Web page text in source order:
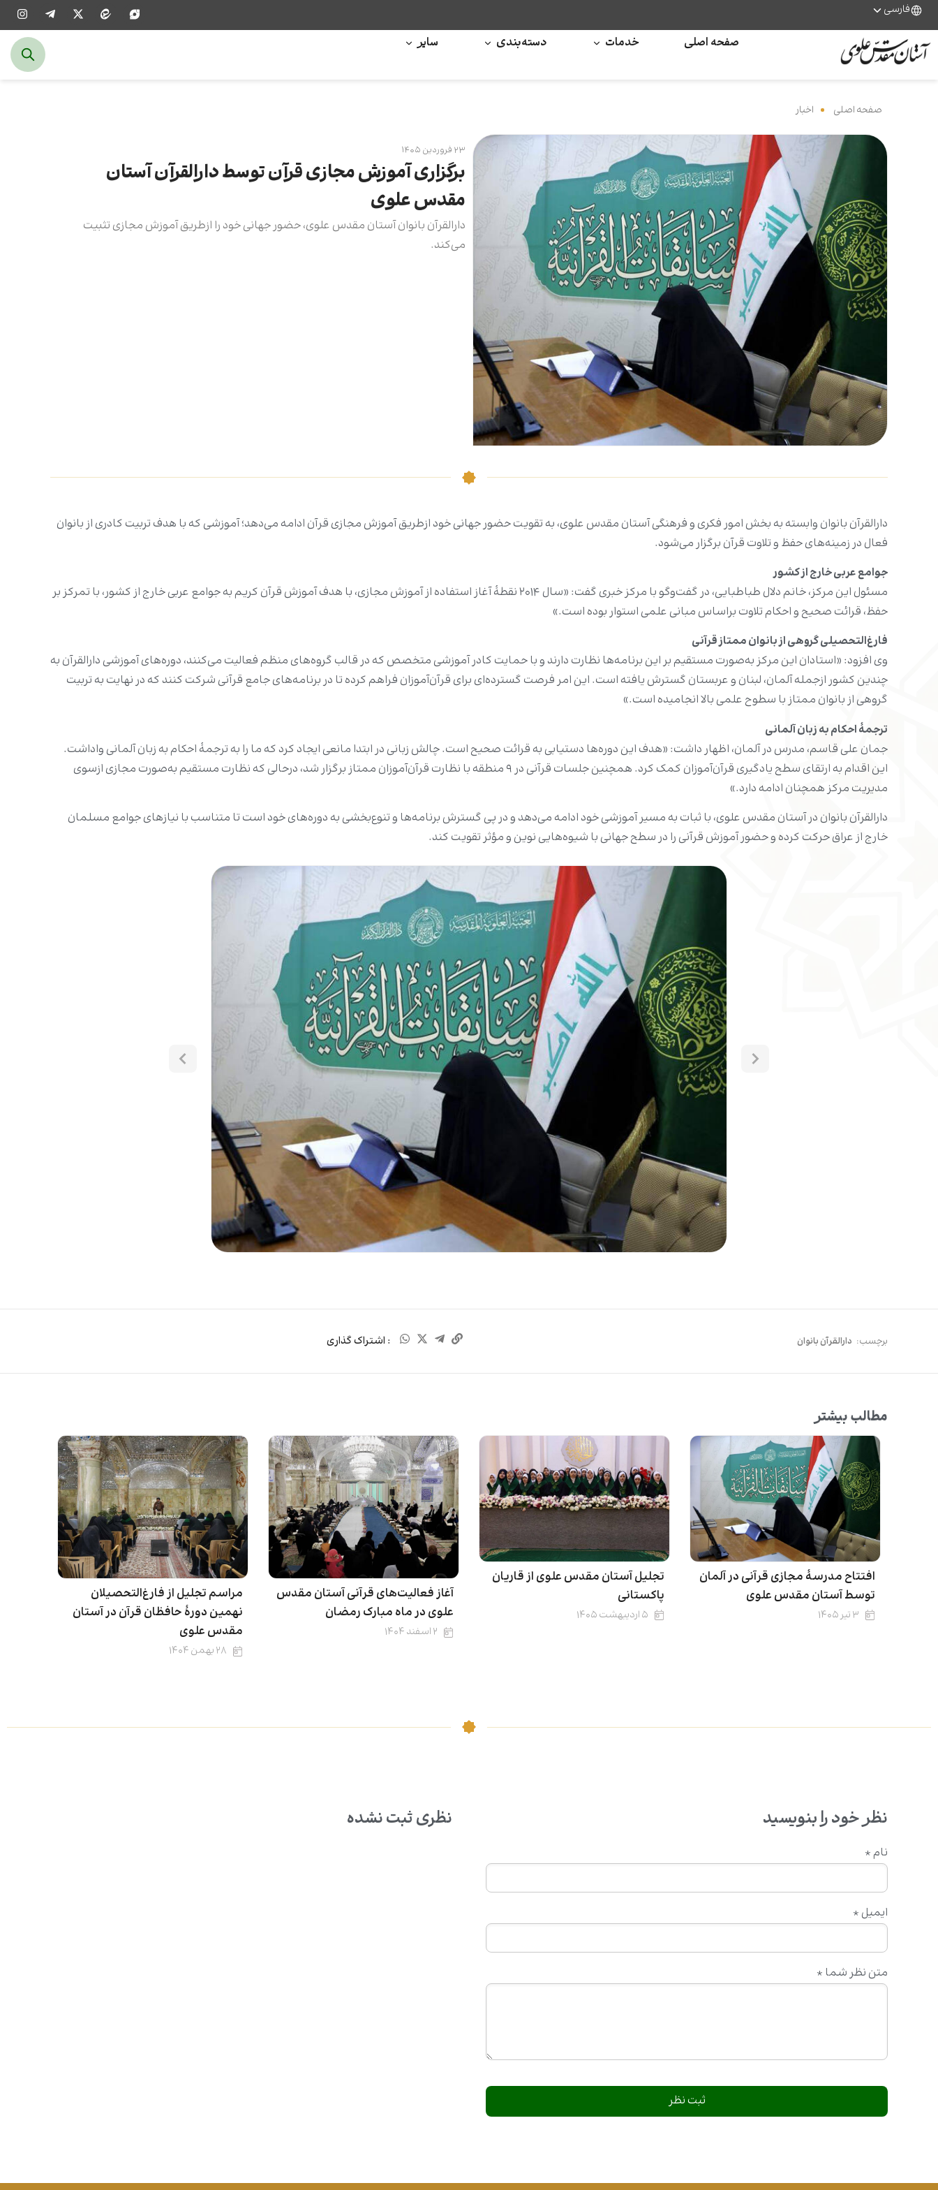
فارسی
صفحه اصلی خدمات دسته‌بندی سایر
صفحه اصلی اخبار
۲۳ فروردین ۱۴۰۵
برگزاری آموزش مجازی قرآن توسط دارالقرآن آستان
مقدس علوی
دارالقرآن بانوان آستان مقدس علوی، حضور جهانی خود را ازطریق آموزش مجازی تثبیت
می‌کند.
دارالقرآن بانوان وابسته به بخش امور فکری و فرهنگی آستان مقدس علوی، به تقویت حضور جهانی خود ازطریق آموزش مجازی قرآن ادامه می‌دهد؛ آموزشی که با هدف تربیت کادری از بانوان
فعال در زمینه‌های حفظ و تلاوت قرآن برگزار می‌شود.
جوامع عربی خارج از کشور
مسئول این مرکز، خانم دلال طباطبایی، در گفت‌وگو با مرکز خبری گفت: «سال ۲۰۱۴ نقطۀ آغاز استفاده از آموزش مجازی، با هدف آموزش قرآن کریم به جوامع عربی خارج از کشور، با تمرکز بر
حفظ، قرائت صحیح و احکام تلاوت براساس مبانی علمی استوار بوده است.»
فارغ‌التحصیلی گروهی از بانوان ممتاز قرآنی
وی افزود: «استادان این مرکز به‌صورت مستقیم بر این برنامه‌ها نظارت دارند و با حمایت کادر آموزشی متخصص که در قالب گروه‌های منظم فعالیت می‌کنند، دوره‌های آموزشی دارالقرآن به
چندین کشور ازجمله آلمان، لبنان و عربستان گسترش یافته است. این امر فرصت گسترده‌ای برای قرآن‌آموزان فراهم کرده تا در برنامه‌های جامع قرآنی شرکت کنند که در نهایت به تربیت
گروهی از بانوان ممتاز با سطوح علمی بالا انجامیده است.»
ترجمۀ احکام به زبان آلمانی
جمان علی قاسم، مدرس در آلمان، اظهار داشت: «هدف این دوره‌ها دستیابی به قرائت صحیح است. چالش زبانی در ابتدا مانعی ایجاد کرد که ما را به ترجمۀ احکام به زبان آلمانی واداشت.
این اقدام به ارتقای سطح یادگیری قرآن‌آموزان کمک کرد. همچنین جلسات قرآنی در ۹ منطقه با نظارت قرآن‌آموزان ممتاز برگزار شد، درحالی که نظارت مستقیم به‌صورت مجازی ازسوی
مدیریت مرکز همچنان ادامه دارد.»
دارالقرآن بانوان در آستان مقدس علوی، با ثبات به مسیر آموزشی خود ادامه می‌دهد و در پی گسترش برنامه‌ها و تنوع‌بخشی به دوره‌های خود است تا متناسب با نیازهای جوامع مسلمان
خارج از عراق حرکت کرده و حضور آموزش قرآنی را در سطح جهانی با شیوه‌هایی نوین و مؤثر تقویت کند.
برچسب: دارالقرآن بانوان : اشتراک گذاری
مطالب بیشتر
افتتاح مدرسۀ مجازی قرآنی در آلمان
توسط آستان مقدس علوی
۳ تیر ۱۴۰۵
تجلیل آستان مقدس علوی از قاریان
پاکستانی
۵ اردیبهشت ۱۴۰۵
آغاز فعالیت‌های قرآنی آستان مقدس
علوی در ماه مبارک رمضان
۲ اسفند ۱۴۰۴
مراسم تجلیل از فارغ‌التحصیلان
نهمین دورۀ حافظان قرآن در آستان
مقدس علوی
۲۸ بهمن ۱۴۰۴
نظر خود را بنویسید
متن نظر شما *
نام *
ایمیل *
نظری ثبت نشده